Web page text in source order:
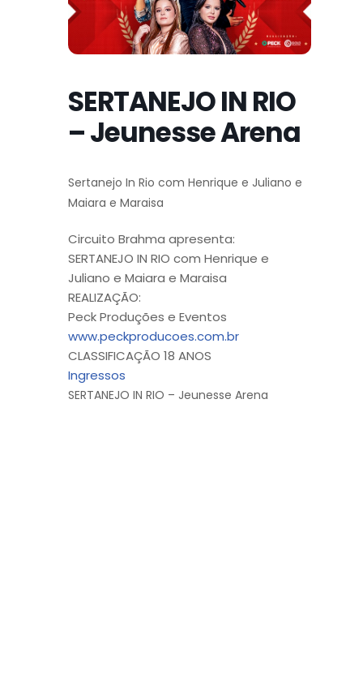
SERTANEJO IN RIO
– Jeunesse Arena
Sertanejo In Rio com Henrique e Juliano e
Maiara e Maraisa
Circuito Brahma apresenta:
SERTANEJO IN RIO com Henrique e
Juliano e Maiara e Maraisa
REALIZAÇÃO:
Peck Produções e Eventos
www.peckproducoes.com.br
CLASSIFICAÇÃO 18 ANOS
Ingressos
SERTANEJO IN RIO – Jeunesse Arena